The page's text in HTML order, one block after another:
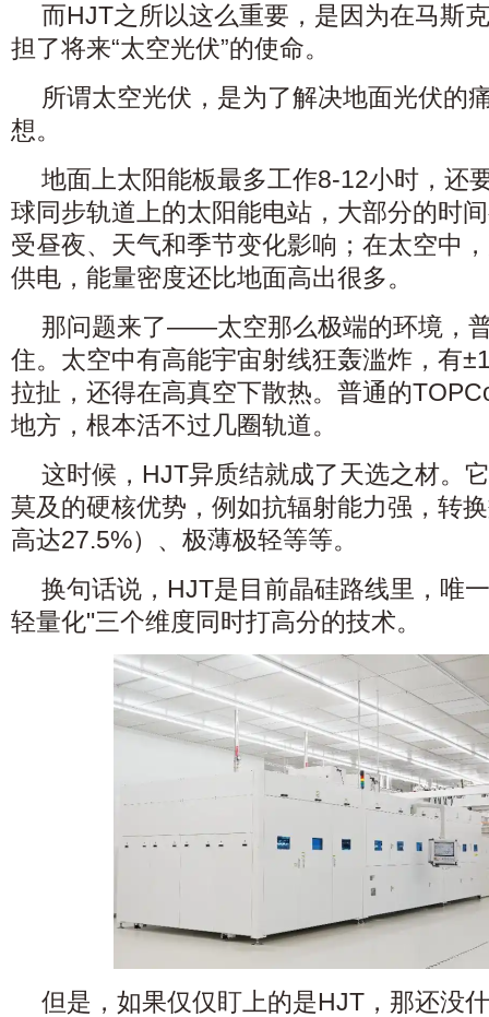
而HJT之所以这么重要，是因为在马斯
担了将来“太空光伏”的使命。
所谓太空光伏，是为了解决地面光伏的
想。
地面上太阳能板最多工作8-12小时，还
球同步轨道上的太阳能电站，大部分的时
受昼夜、天气和季节变化影响；在太空中
供电，能量密度还比地面高出很多。
那问题来了——太空那么极端的环境，
住。太空中有高能宇宙射线狂轰滥炸，有
拉扯，还得在高真空下散热。普通的
地方，根本活不过几圈轨道。
这时候，HJT异质结就成了天选之材。
莫及的硬核优势，例如抗辐射能力强，转
高达27.5%）、极薄极轻等等。
换句话说，HJT是目前晶硅路线里，唯
轻量化"三个维度同时打高分的技术。
但是，如果仅仅盯上的是HJT，那还没